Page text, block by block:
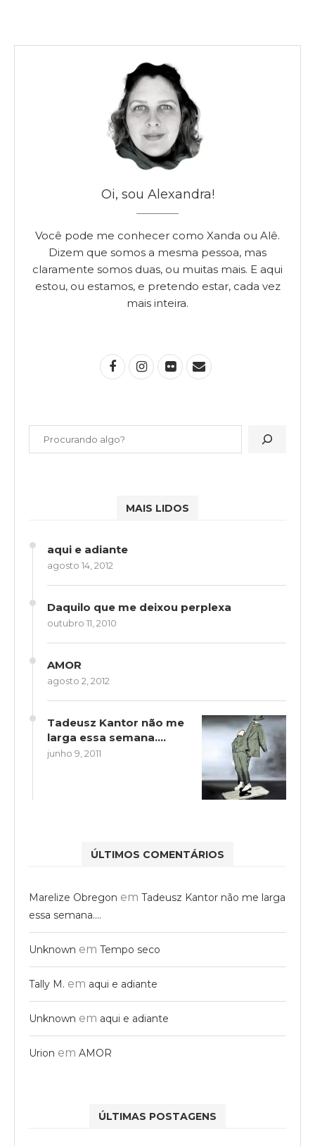
Oi, sou Alexandra!
Você pode me conhecer como Xanda ou Alê.
Dizem que somos a mesma pessoa, mas
claramente somos duas, ou muitas mais. E aqui
estou, ou estamos, e pretendo estar, cada vez
mais inteira.
MAIS LIDOS
aqui e adiante
agosto 14, 2012
Daquilo que me deixou perplexa
outubro 11, 2010
AMOR
agosto 2, 2012
Tadeusz Kantor não me
larga essa semana….
junho 9, 2011
ÚLTIMOS COMENTÁRIOS
Marelize Obregon em Tadeusz Kantor não me larga
essa semana….
Unknown em Tempo seco
Tally M. em aqui e adiante
Unknown em aqui e adiante
Urion em AMOR
ÚLTIMAS POSTAGENS